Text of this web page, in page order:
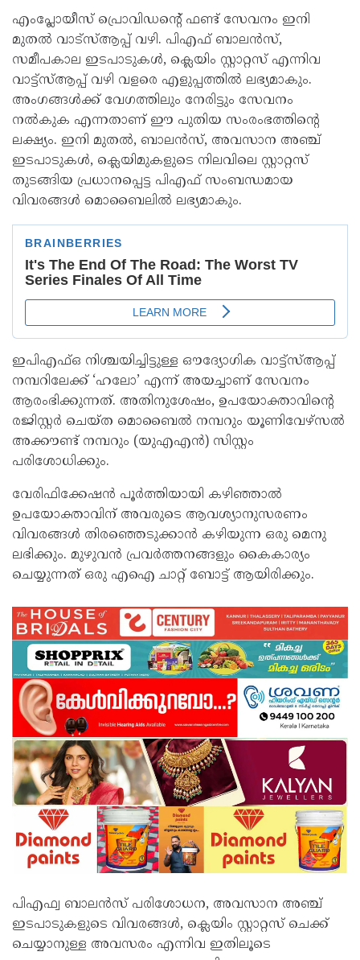
എംപ്ലോയീസ് പ്രൊവിഡന്റെ് ഫണ്ട് സേവനം ഇനി
മുതൽ വാട്സ്ആപ്പ് വഴി. പിഎഫ് ബാലൻസ്,
സമീപകാല ഇടപാടുകൾ, ക്ലെയിം സ്റ്റാറ്റസ് എന്നിവ
വാട്ട്‌സ്ആപ്പ് വഴി വളരെ എളുപ്പത്തിൽ ലഭ്യമാകും.
അംഗങ്ങൾക്ക് വേഗത്തിലും നേരിട്ടും സേവനം
നൽകുക എന്നതാണ് ഈ പുതിയ സംരംഭത്തിന്റെ
ലക്ഷ്യം. ഇനി മുതൽ, ബാലൻസ്, അവസാന അഞ്ച്
ഇടപാടുകൾ, ക്ലെയിമുകളുടെ നിലവിലെ സ്റ്റാറ്റസ്
തുടങ്ങിയ പ്രധാനപ്പെട്ട പിഎഫ് സംബന്ധമായ
വിവരങ്ങൾ മൊബൈലിൽ ലഭ്യമാകും.
ഇപിഎഫ്ഒ നിശ്ചയിച്ചിട്ടുള്ള ഔദ്യോഗിക വാട്ട്‌സ്ആപ്പ്
നമ്പറിലേക്ക് ‘ഹലോ’ എന്ന് അയച്ചാണ് സേവനം
ആരംഭിക്കുന്നത്. അതിനുശേഷം, ഉപയോക്താവിന്റെ
രജിസ്റ്റർ ചെയ്ത മൊബൈൽ നമ്പറും യൂണിവേഴ്‌സൽ
അക്കൗണ്ട് നമ്പറും (യുഎഎൻ) സിസ്റ്റം
പരിശോധിക്കും.
വേരിഫിക്കേഷൻ പൂർത്തിയായി കഴിഞ്ഞാൽ
ഉപയോക്താവിന് അവരുടെ ആവശ്യാനുസരണം
വിവരങ്ങൾ തിരഞ്ഞെടുക്കാൻ കഴിയുന്ന ഒരു മെനു
ലഭിക്കും. മുഴുവൻ പ്രവർത്തനങ്ങളും കൈകാര്യം
ചെയ്യുന്നത് ഒരു എഐ ചാറ്റ് ബോട്ട് ആയിരിക്കും.
പിഎഫ്വ ബാലൻസ് പരിശോധന, അവസാന അഞ്ച്
ഇടപാടുകളുടെ വിവരങ്ങൾ, ക്ലെയിം സ്റ്റാറ്റസ് ചെക്ക്
ചെയ്യാനുള്ള അവസരം എന്നിവ ഇതിലൂടെ